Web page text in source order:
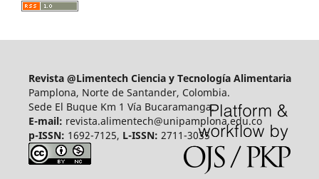
Revista @Limentech Ciencia y Tecnología Alimentaria
Pamplona, Norte de Santander, Colombia.
Sede El Buque Km 1 Vía Bucaramanga.
E-mail: revista.alimentech@unipamplona.edu.co
p-ISSN: 1692-7125, L-ISSN: 2711-3035